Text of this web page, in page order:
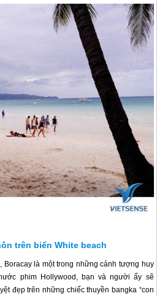
trên biển White beach
Boracay là một trong những cảnh tượng huy
phim Hollywood, bạn và người ấy sẽ
đẹp trên những chiếc thuyền bangka “con